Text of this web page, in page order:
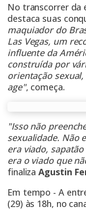
No transcorrer da
destaca suas
maquiador do
Las Vegas, um
influente da
construída por
orientação
age", começa.
"Isso não
sexualidade. Não
era viado,
era o viado que
finalizaAgustin
Em tempo - A
(29) às 18h, no